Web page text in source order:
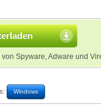
von Spyware, Adware und
Windows